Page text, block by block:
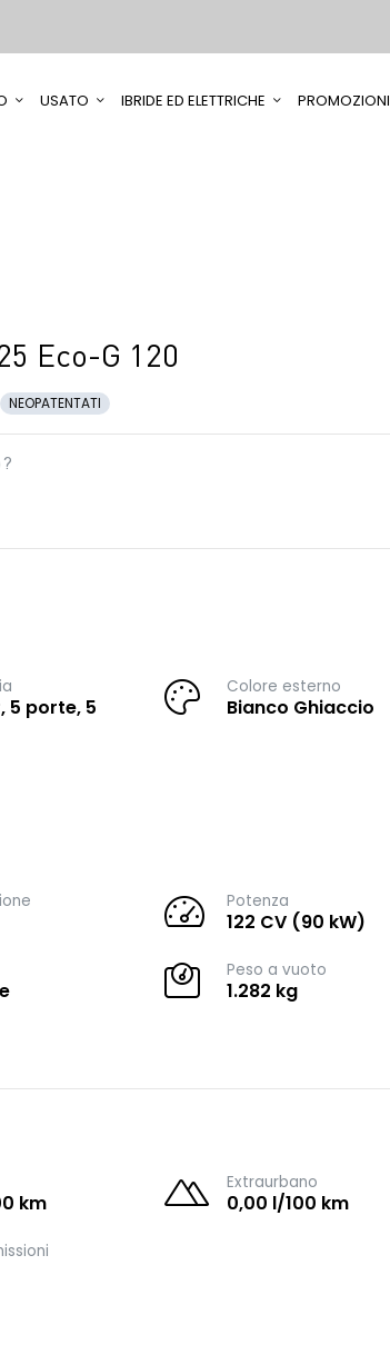
USATO IBRIDE ED ELETTRICHE PROMOZIONI
Eco-G 120
NEOPATENTATI
5 porte, 5
Colore esterno
Bianco Ghiaccio
Potenza
122 CV (90 kW)
Peso a vuoto
1.282 kg
km
Extraurbano
0,00 l/100 km